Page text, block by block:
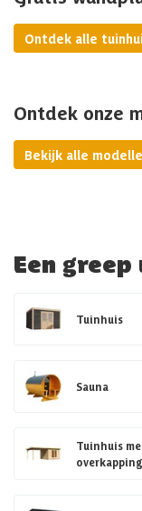
Ontdek alle
Ontdek onze
Bekijk alle
Een
Tuinhuis
Sauna
Tuinhuis
overkapping